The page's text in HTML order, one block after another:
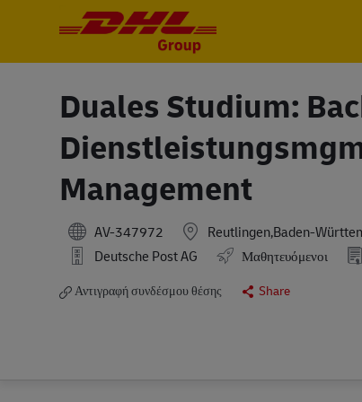
Duales Studium:
Management
AV-347972 Reutlingen,Baden-
Deutsche Post AG
Μαθητευόμενοι
Αντιγραφή συνδέσμου θέσης
Share